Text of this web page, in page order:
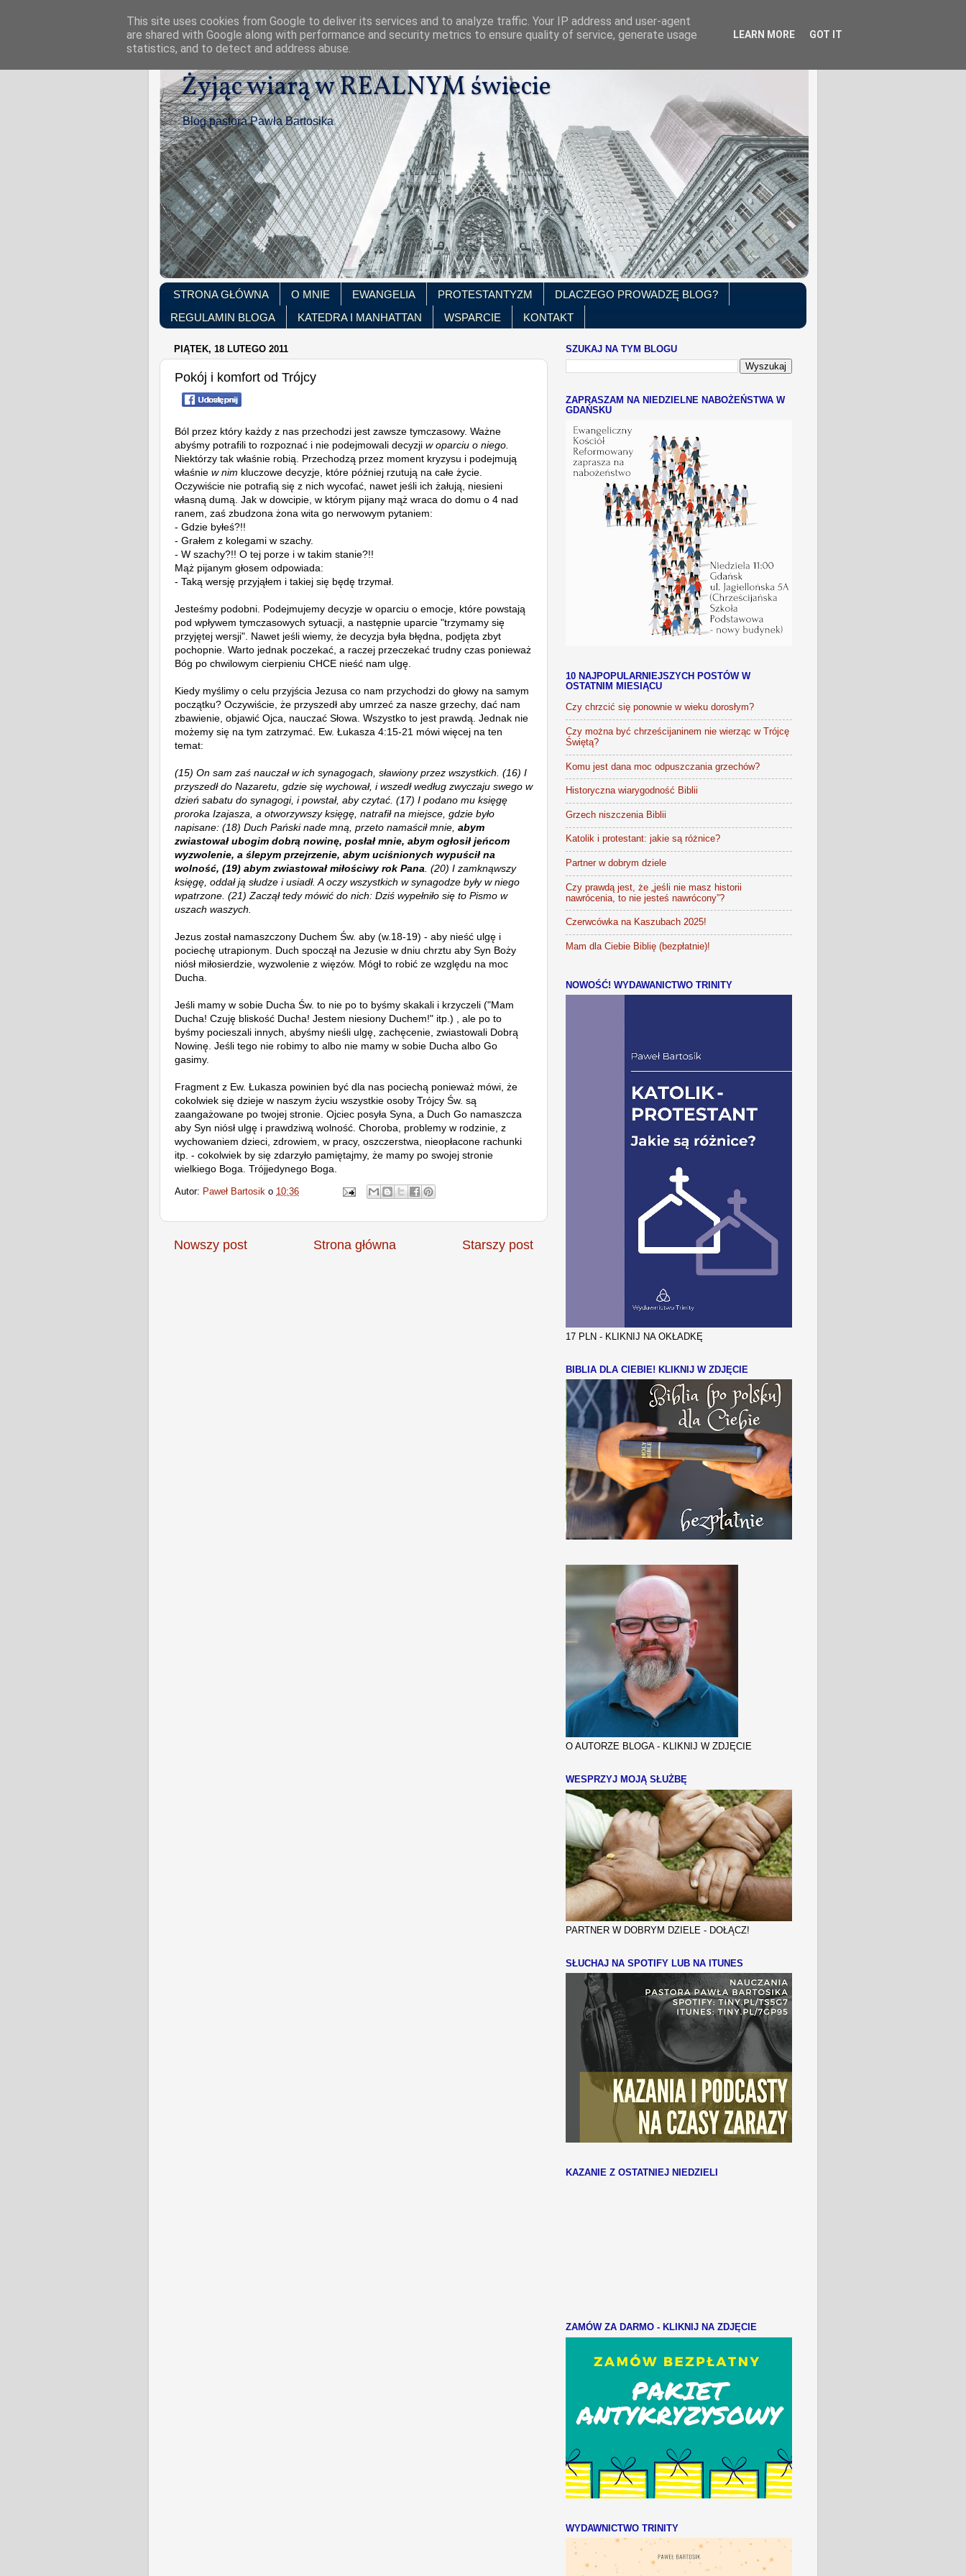
Żyjąc wiarą w REALNYM świecie
Blog pastora Pawła Bartosika
STRONA GŁÓWNA O MNIE EWANGELIA PROTESTANTYZM
DLACZEGO PROWADZĘ BLOG?
REGULAMIN BLOGA
KATEDRA I MANHATTAN WSPARCIE KONTAKT
PIĄTEK, 18 LUTEGO 2011
Pokój i komfort od Trójcy
Ból przez który każdy z nas przechodzi jest zawsze tymczasowy. Ważne
abyśmy potrafili to rozpoznać i nie podejmowali decyzji w oparciu o niego.
Niektórzy tak właśnie robią. Przechodzą przez moment kryzysu i podejmują
właśnie w nim kluczowe decyzje, które później rzutują na całe życie.
Oczywiście nie potrafią się z nich wycofać, nawet jeśli ich żałują, niesieni
własną dumą. Jak w dowcipie, w którym pijany mąż wraca do domu o 4 nad
ranem, zaś zbudzona żona wita go nerwowym pytaniem:
- Gdzie byłeś?!!
- Grałem z kolegami w szachy.
- W szachy?!! O tej porze i w takim stanie?!!
Mąż pijanym głosem odpowiada:
- Taką wersję przyjąłem i takiej się będę trzymał.
Jesteśmy podobni. Podejmujemy decyzje w oparciu o emocje, które powstają
pod wpływem tymczasowych sytuacji, a następnie uparcie "trzymamy się
przyjętej wersji". Nawet jeśli wiemy, że decyzja była błędna, podjęta zbyt
pochopnie. Warto jednak poczekać, a raczej przeczekać trudny czas ponieważ
Bóg po chwilowym cierpieniu CHCE nieść nam ulgę.
Kiedy myślimy o celu przyjścia Jezusa co nam przychodzi do głowy na samym
początku? Oczywiście, że przyszedł aby umrzeć za nasze grzechy, dać nam
zbawienie, objawić Ojca, nauczać Słowa. Wszystko to jest prawdą. Jednak nie
możemy się na tym zatrzymać. Ew. Łukasza 4:15-21 mówi więcej na ten
temat:
(15) On sam zaś nauczał w ich synagogach, sławiony przez wszystkich. (16) I
przyszedł do Nazaretu, gdzie się wychował, i wszedł według zwyczaju swego w
dzień sabatu do synagogi, i powstał, aby czytać. (17) I podano mu księgę
proroka Izajasza, a otworzywszy księgę, natrafił na miejsce, gdzie było
napisane: (18) Duch Pański nade mną, przeto namaścił mnie, abym
zwiastował ubogim dobrą nowinę, posłał mnie, abym ogłosił jeńcom
wyzwolenie, a ślepym przejrzenie, abym uciśnionych wypuścił na
wolność, (19) abym zwiastował miłościwy rok Pana . (20) I zamknąwszy
księgę, oddał ją słudze i usiadł. A oczy wszystkich w synagodze były w niego
wpatrzone. (21) Zaczął tedy mówić do nich: Dziś wypełniło się to Pismo w
uszach waszych.
Jezus został namaszczony Duchem Św. aby (w.18-19) - aby nieść ulgę i
pociechę utrapionym. Duch spoczął na Jezusie w dniu chrztu aby Syn Boży
niósł miłosierdzie, wyzwolenie z więzów. Mógł to robić ze względu na moc
Ducha.
Jeśli mamy w sobie Ducha Św. to nie po to byśmy skakali i krzyczeli ("Mam
Ducha! Czuję bliskość Ducha! Jestem niesiony Duchem!" itp.) , ale po to
byśmy pocieszali innych, abyśmy nieśli ulgę, zachęcenie, zwiastowali Dobrą
Nowinę. Jeśli tego nie robimy to albo nie mamy w sobie Ducha albo Go
gasimy.
Fragment z Ew. Łukasza powinien być dla nas pociechą ponieważ mówi, że
cokolwiek się dzieje w naszym życiu wszystkie osoby Trójcy Św. są
zaangażowane po twojej stronie. Ojciec posyła Syna, a Duch Go namaszcza
aby Syn niósł ulgę i prawdziwą wolność. Choroba, problemy w rodzinie, z
wychowaniem dzieci, zdrowiem, w pracy, oszczerstwa, nieopłacone rachunki
itp. - cokolwiek by się zdarzyło pamiętajmy, że mamy po swojej stronie
wielkiego Boga. Trójjedynego Boga.
Autor: Paweł Bartosik o 10:36
Nowszy post Starszy post
Strona główna
SZUKAJ NA TYM BLOGU
ZAPRASZAM NA NIEDZIELNE NABOŻEŃSTWA W
GDAŃSKU
10 NAJPOPULARNIEJSZYCH POSTÓW W
OSTATNIM MIESIĄCU
Czy chrzcić się ponownie w wieku dorosłym?
Czy można być chrześcijaninem nie wierząc w Trójcę
Świętą?
Komu jest dana moc odpuszczania grzechów?
Historyczna wiarygodność Biblii
Grzech niszczenia Biblii
Katolik i protestant: jakie są różnice?
Partner w dobrym dziele
Czy prawdą jest, że „jeśli nie masz historii
nawrócenia, to nie jesteś nawrócony”?
Czerwcówka na Kaszubach 2025!
Mam dla Ciebie Biblię (bezpłatnie)!
NOWOŚĆ! WYDAWANICTWO TRINITY
17 PLN - KLIKNIJ NA OKŁADKĘ
BIBLIA DLA CIEBIE! KLIKNIJ W ZDJĘCIE
O AUTORZE BLOGA - KLIKNIJ W ZDJĘCIE
WESPRZYJ MOJĄ SŁUŻBĘ
PARTNER W DOBRYM DZIELE - DOŁĄCZ!
SŁUCHAJ NA SPOTIFY LUB NA ITUNES
KAZANIE Z OSTATNIEJ NIEDZIELI
ZAMÓW ZA DARMO - KLIKNIJ NA ZDJĘCIE
WYDAWNICTWO TRINITY
This site uses cookies from Google to deliver its services and to analyze traffic. Your IP address and user-agent
are shared with Google along with performance and security metrics to ensure quality of service, generate usage
statistics, and to detect and address abuse.
LEARN MORE GOT IT